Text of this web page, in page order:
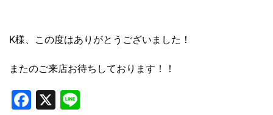
K様、この度はありがとうございました！
またのご来店お待ちしております！！
Facebook
X